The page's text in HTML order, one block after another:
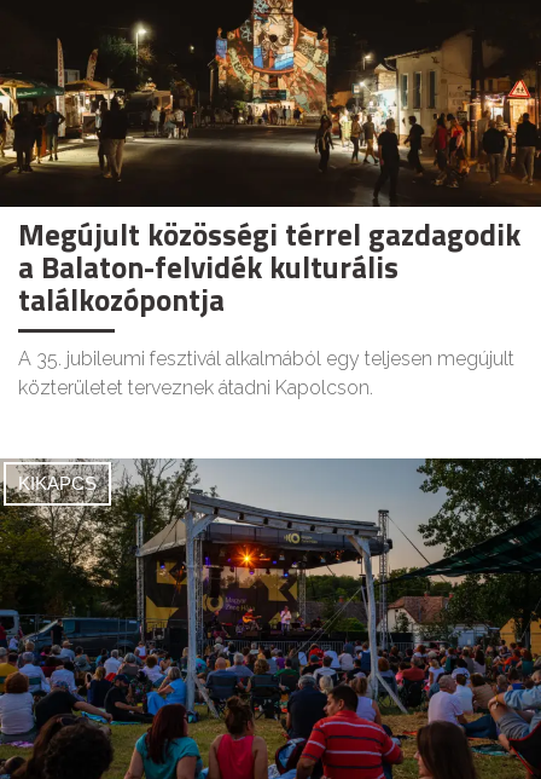
Megújult közösségi térrel gazdagodik
a Balaton-felvidék kulturális
találkozópontja
A 35. jubileumi fesztivál alkalmából egy teljesen megújult
közterületet terveznek átadni Kapolcson.
KIKAPCS